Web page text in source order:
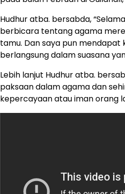
Hudhur atba. bersabda,
berbicara tentang agama
tamu. Dan saya pun
berlangsung dalam suasana
Lebih lanjut Hudhur atba.
paksaan dalam agama dan
kepercayaan atau iman orang